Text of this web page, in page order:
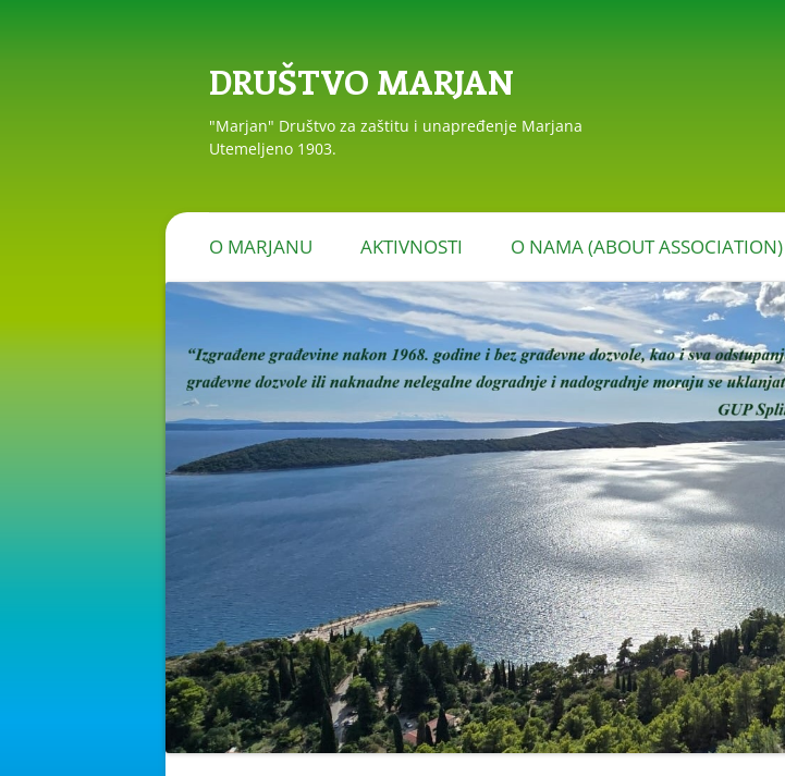
DRUŠTVO MARJAN
"Marjan" Društvo za zaštitu i unapređenje Marjana
Utemeljeno 1903.
Skoči
sadržaja
O MARJANU AKTIVNOSTI
PRIOPĆENJA I REAGIRANJA
O NAMA (ABOUT ASSOCIATION)
POVIJEST DRUŠTVA
MARJAN (HISTORY OF THE
MARJAN ASSOCIATION)
STATUT DRUŠTVA MARJAN
I PROGRAM RADA
UPRAVNI ODBOR DRUŠTVA
MARJAN
POSTUPAK ZA UČLANJENJE
(MEMBERSHIP
PROCEDURE)